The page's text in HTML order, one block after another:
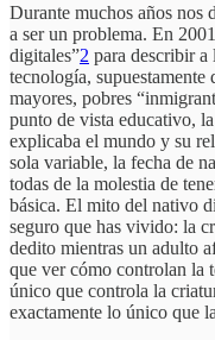
Durante muchos años nos
a ser un problema. En
digitales”2 para describir a
tecnología, supuestamente
mayores, pobres
punto de vista educativo,
explicaba el mundo y su
sola variable, la fecha de
todas de la molestia de
básica. El mito del nativo
seguro que has vivido: la
dedito mientras un adulto
que ver cómo controlan la
único que controla la
exactamente lo único que la